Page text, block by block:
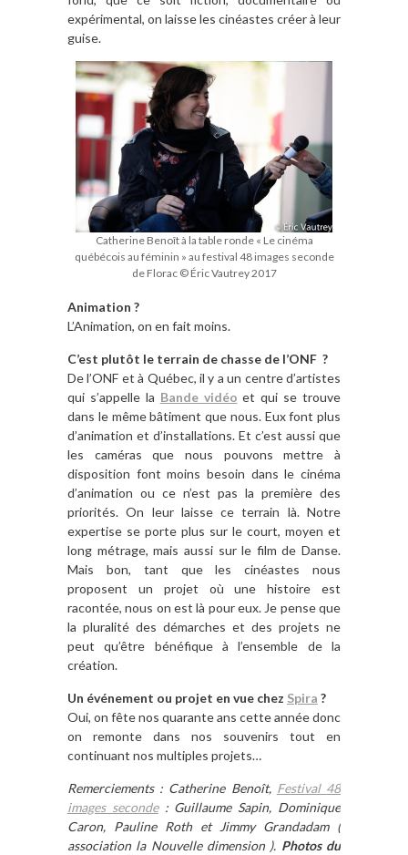
expérimental, on laisse les cinéastes créer à leur
guise.
Catherine Benoît à la table ronde « Le cinéma
québécois au féminin » au festival 48 images seconde
de Florac © Éric Vautrey 2017
Animation ?
L’Animation, on en fait moins.
C’est plutôt le terrain de chasse de l’ONF ?
De l’ONF et à Québec, il y a un centre d’artistes
qui s’appelle la Bande vidéo et qui se trouve
dans le même bâtiment que nous. Eux font plus
d’animation et d’installations. Et c’est aussi que
les caméras que nous pouvons mettre à
disposition font moins besoin dans le cinéma
d’animation ou ce n’est pas la première des
priorités. On leur laisse ce terrain là. Notre
expertise se porte plus sur le court, moyen et
long métrage, mais aussi sur le film de Danse.
Mais bon, tant que les cinéastes nous
proposent un projet où une histoire est
racontée, nous on est là pour eux. Je pense que
la pluralité des démarches et des projets ne
peut qu’être bénéfique à l’ensemble de la
création.
Un événement ou projet en vue chez Spira ?
Oui, on fête nos quarante ans cette année donc
on remonte dans nos souvenirs tout en
continuant nos multiples projets…
Remerciements : Catherine Benoît, Festival 48
images seconde: Guillaume Sapin, Dominique
Caron, Pauline Roth et Jimmy Grandadam (
association la Nouvelle dimension ). Photos du